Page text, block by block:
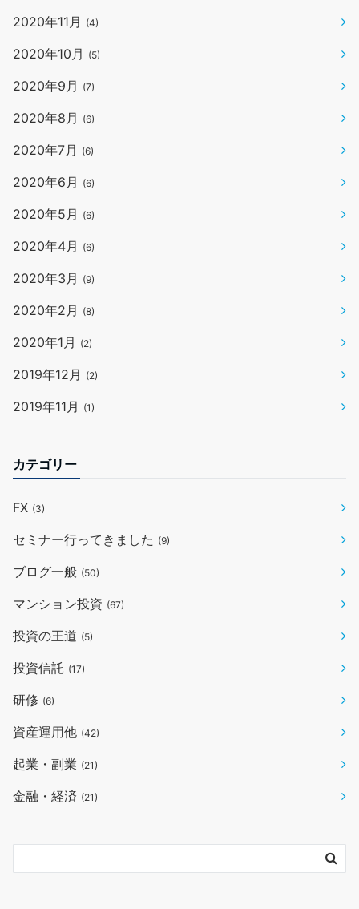
2020年11月 (4)
2020年10月 (5)
2020年9月 (7)
2020年8月 (6)
2020年7月 (6)
2020年6月 (6)
2020年5月 (6)
2020年4月 (6)
2020年3月 (9)
2020年2月 (8)
2020年1月 (2)
2019年12月 (2)
2019年11月 (1)
カテゴリー
FX (3)
セミナー行ってきました (9)
ブログ一般 (50)
マンション投資 (67)
投資の王道 (5)
投資信託 (17)
研修 (6)
資産運用他 (42)
起業・副業 (21)
金融・経済 (21)